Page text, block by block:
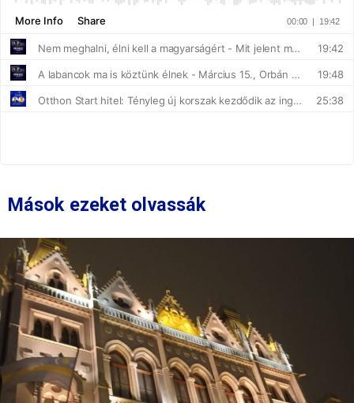
Mások ezeket olvassák